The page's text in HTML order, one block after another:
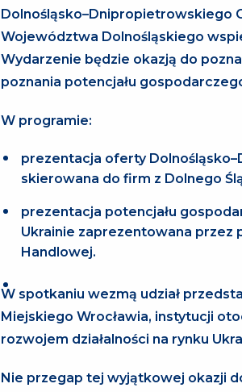
Dolnośląsko–Dnipropietrowskiego
Województwa Dolnośląskiego
Wydarzenie będzie okazją do
poznania potencjału
W programie:
prezentacja oferty
skierowana do firm z Dolnego
prezentacja potencjału
Ukrainie zaprezentowana przez
Handlowej.
W spotkaniu wezmą udział
Miejskiego Wrocławia, instytucji
rozwojem działalności na rynku
Nie przegap tej wyjątkowej okazji